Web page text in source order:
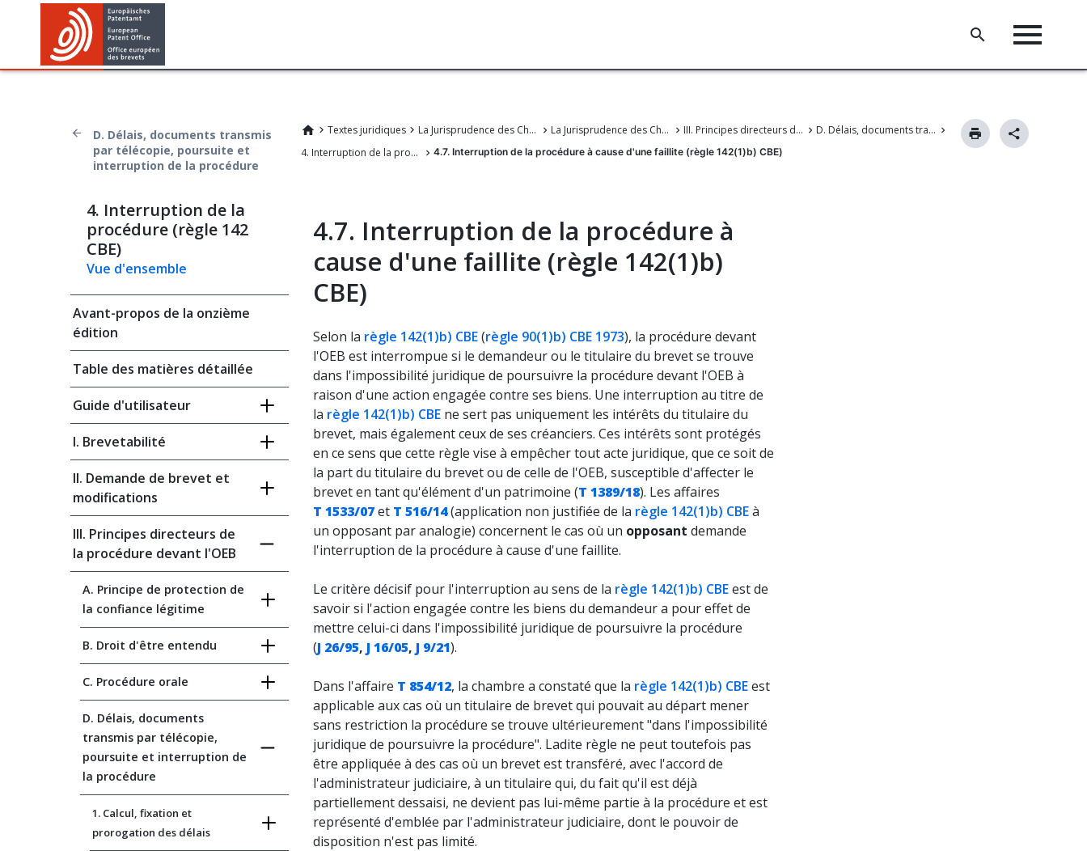
D. Délais, documents transmis
par télécopie, poursuite et
interruption de la procédure
Textes juridiques La Jurisprudence des Chambers de recours de l'OEB La Jurisprudence des Chambres de recours de l'Office européen des brevets III. Principes directeurs de la procédure devant l'OEB
D. Délais, documents transmis par télécopie, poursuite et interruption de la procédure
4. Interruption de la procédure (règle 142 CBE)
4.7. Interruption de la procédure à cause d'une faillite (règle 142(1)b) CBE)
4. Interruption de la
procédure (règle 142
CBE)
Vue d'ensemble
Avant-propos de la onzième
édition
Table des matières détaillée
Guide d'utilisateur
I. Brevetabilité
II. Demande de brevet et
modifications
III. Principes directeurs de
la procédure devant l'OEB
A. Principe de protection de
la confiance légitime
B. Droit d'être entendu
C. Procédure orale
D. Délais, documents
transmis par télécopie,
poursuite et interruption de
la procédure
1. Calcul, fixation et
prorogation des délais
4.7. Interruption de la procédure à
cause d'une faillite (règle 142(1)b)
CBE)
Selon la règle 142(1)b) CBE(règle 90(1)b) CBE 1973), la procédure devant
l'OEB est interrompue si le demandeur ou le titulaire du brevet se trouve
dans l'impossibilité juridique de poursuivre la procédure devant l'OEB à
raison d'une action engagée contre ses biens. Une interruption au titre de
la règle 142(1)b) CBE ne sert pas uniquement les intérêts du titulaire du
brevet, mais également ceux de ses créanciers. Ces intérêts sont protégés
en ce sens que cette règle vise à empêcher tout acte juridique, que ce soit de
la part du titulaire du brevet ou de celle de l'OEB, susceptible d'affecter le
brevet en tant qu'élément d'un patrimoine (T 1389/18). Les affaires
T 1533/07et T 516/14(application non justifiée de la règle 142(1)b) CBEà
un opposant par analogie) concernent le cas où un opposant demande
l'interruption de la procédure à cause d'une faillite.
Le critère décisif pour l'interruption au sens de la règle 142(1)b) CBEest de
savoir si l'action engagée contre les biens du demandeur a pour effet de
mettre celui-ci dans l'impossibilité juridique de poursuivre la procédure
(J 26/95, J 16/05, J 9/21).
Dans l'affaire T 854/12, la chambre a constaté que la règle 142(1)b) CBEest
applicable aux cas où un titulaire de brevet qui pouvait au départ mener
sans restriction la procédure se trouve ultérieurement "dans l'impossibilité
juridique de poursuivre la procédure". Ladite règle ne peut toutefois pas
être appliquée à des cas où un brevet est transféré, avec l'accord de
l'administrateur judiciaire, à un titulaire qui, du fait qu'il est déjà
partiellement dessaisi, ne devient pas lui-même partie à la procédure et est
représenté d'emblée par l'administrateur judiciaire, dont le pouvoir de
disposition n'est pas limité.